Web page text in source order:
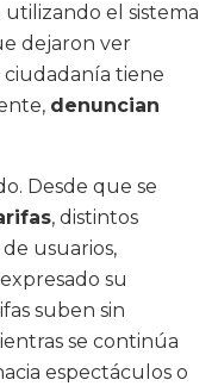
el sistema
dejaron ver
tiene
denuncian
Desde que se
, distintos
usuarios,
su
suben sin
se continúa
espectáculos o